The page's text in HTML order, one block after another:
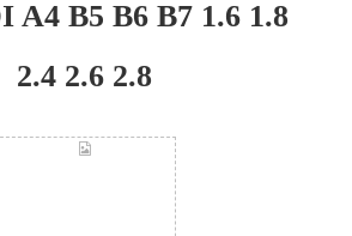
A4 B5 B6 B7 1.6 1.8
2.4 2.6 2.8